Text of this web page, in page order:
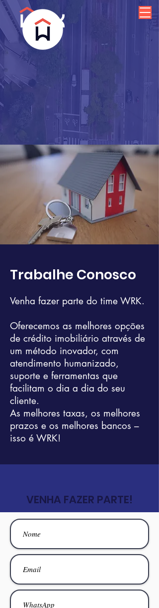
Trabalhe Conosco
Venha fazer parte do time WRK.
Oferecemos as melhores opções
de crédito imobiliário através de
um método inovador, com
atendimento humanizado,
suporte e ferramentas que
facilitam o dia a dia do seu
cliente.
As melhores taxas, os melhores
prazos e os melhores bancos –
isso é WRK!
VENHA FAZER PARTE!